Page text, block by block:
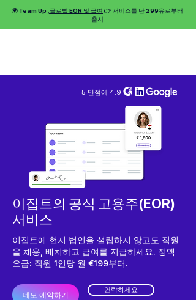
🌍 Team Up , 글로벌 EOR 및 급여 👉 서비스를 단 299유로부터
출시
5 만점에 4.9
이집트의 공식 고용주(EOR)
서비스
이집트에 현지 법인을 설립하지 않고도 직원
을 채용, 배치하고 급여를 지급하세요. 정액
요금: 직원 1인당 월 €199부터.
데모 예약하기
연락하세요